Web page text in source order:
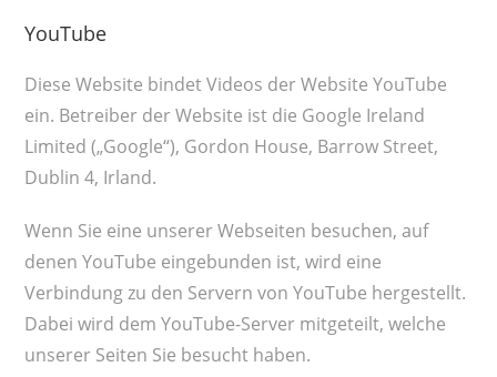
YouTube
Diese Website bindet Videos der Website YouTube
ein. Betreiber der Website ist die Google Ireland
Limited („Google“), Gordon House, Barrow Street,
Dublin 4, Irland.
Wenn Sie eine unserer Webseiten besuchen, auf
denen YouTube eingebunden ist, wird eine
Verbindung zu den Servern von YouTube hergestellt.
Dabei wird dem YouTube-Server mitgeteilt, welche
unserer Seiten Sie besucht haben.